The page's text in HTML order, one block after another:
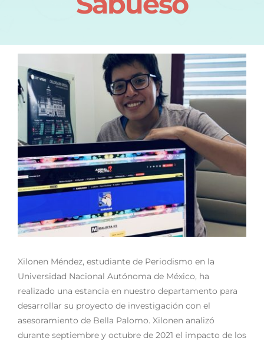
Xilonen Méndez, estudiante de Periodismo en la
Universidad Nacional Autónoma de México, ha
realizado una estancia en nuestro departamento para
desarrollar su proyecto de investigación con el
asesoramiento de Bella Palomo. Xilonen analizó
durante septiembre y octubre de 2021 el impacto de los